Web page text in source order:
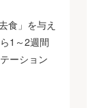
食」を与え
1～2週間
ーション